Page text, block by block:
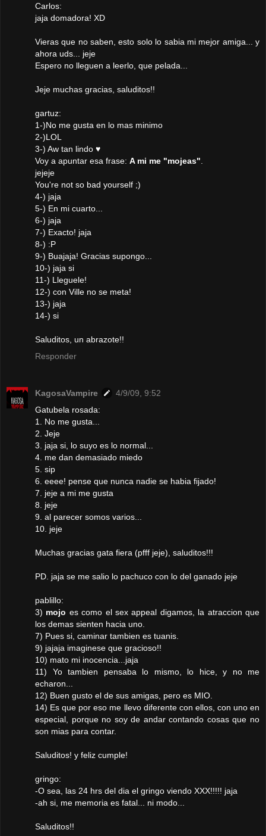
Carlos:
jaja domadora! XD
Vieras que no saben, esto solo lo sabia mi mejor amiga... y
ahora uds... jeje
Espero no lleguen a leerlo, que pelada...
Jeje muchas gracias, saluditos!!
gartuz:
1-)No me gusta en lo mas minimo
2-)LOL
3-) Aw tan lindo ♥
Voy a apuntar esa frase: A mi me "mojeas"
jejeje
You're not so bad yourself ;)
4-) jaja
5-) En mi cuarto...
6-) jaja
7-) Exacto! jaja
8-) :P
9-) Buajaja! Gracias supongo...
10-) jaja si
11-) Lleguele!
12-) con Ville no se meta!
13-) jaja
14-) si
Saluditos, un abrazote!!
Responder
KagosaVampire
4/9/09, 9:52
Gatubela rosada:
1. No me gusta...
2. Jeje
3. jaja si, lo suyo es lo normal...
4. me dan demasiado miedo
5. sip
6. eeee! pense que nunca nadie se habia fijado!
7. jeje a mi me gusta
8. jeje
9. al parecer somos varios...
10. jeje
Muchas gracias gata fiera (pfff jeje), saluditos!!!
PD. jaja se me salio lo pachuco con lo del ganado jeje
pablillo:
3) mojo es como el sex appeal digamos, la atraccion que
los demas sienten hacia uno.
7) Pues si, caminar tambien es tuanis.
9) jajaja imaginese que gracioso!!
10) mato mi inocencia...jaja
11) Yo tambien pensaba lo mismo, lo hice, y no me
echaron...
12) Buen gusto el de sus amigas, pero es MIO.
14) Es que por eso me llevo diferente con ellos, con uno en
especial, porque no soy de andar contando cosas que no
son mias para contar.
Saluditos! y feliz cumple!
gringo:
-O sea, las 24 hrs del dia el gringo viendo XXX!!!!! jaja
-ah si, me memoria es fatal... ni modo...
Saluditos!!